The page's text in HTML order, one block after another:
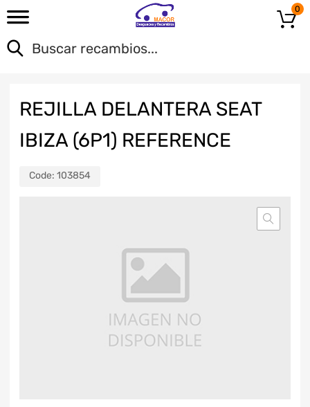
0
REJILLA DELANTERA SEAT
IBIZA (6P1) REFERENCE
Code: 103854